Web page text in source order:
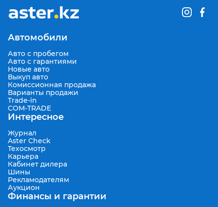
Автомобили
Авто с пробегом
Авто с гарантиями
Новые авто
Выкуп авто
Комиссионная продажа
Варианты продажи
Trade-in
COM-TRADE
Интересное
Журнал
Aster Check
Техосмотр
Карьера
Кабинет дилера
Шины
Рекламодателям
Аукцион
Финансы и гарантии